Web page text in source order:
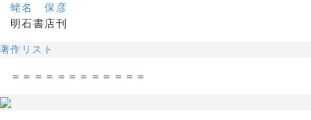
蛯名 保彦
明石書店刊
著作リスト
＝＝＝＝＝＝＝＝＝＝＝＝